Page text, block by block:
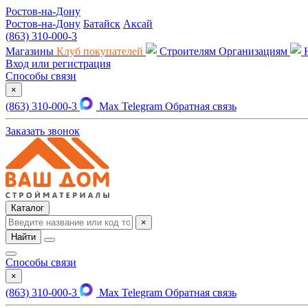
Ростов-на-Дону
Ростов-на-Дону Батайск Аксай
(863) 310-000-3
Магазины Клуб покупателей Строителям Организациям
Вход или регистрация
Способы связи
×
(863) 310-000-3 Max Telegram Обратная связь
Заказать звонок
Каталог
×
Найти
Способы связи
×
(863) 310-000-3 Max Telegram Обратная связь